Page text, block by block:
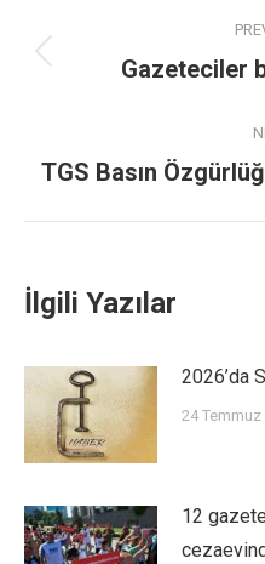
Gazeteciler
TGS Basın
İlgili Yazılar
2026’da
24 Temmuz
12